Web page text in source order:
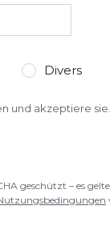
Divers
und akzeptiere sie.
geschützt – es